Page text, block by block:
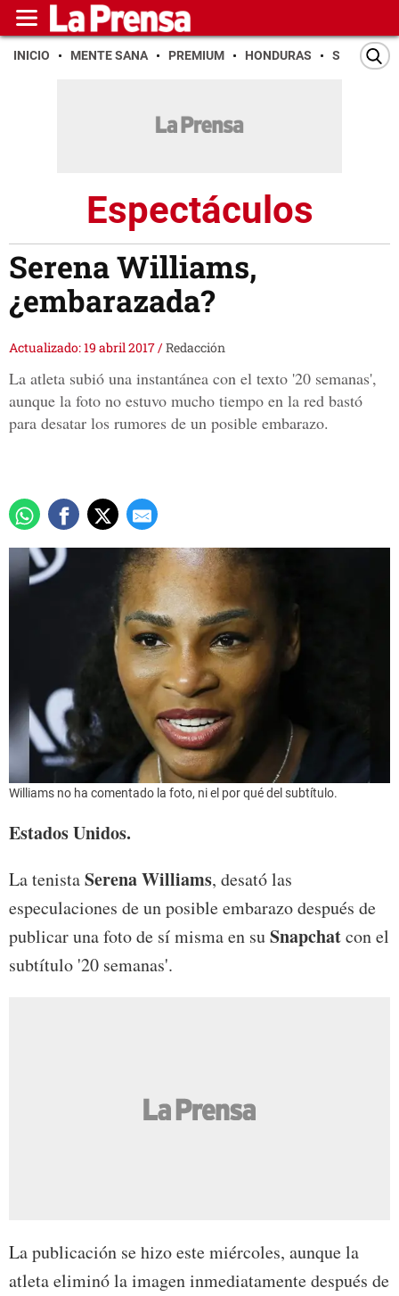
INICIO MENTE SANA PREMIUM HONDURAS SAN PEDRO
Espectáculos
Serena Williams,
¿embarazada?
Actualizado: 19 abril 2017/Redacción
La atleta subió una instantánea con el texto '20 semanas',
aunque la foto no estuvo mucho tiempo en la red bastó
para desatar los rumores de un posible embarazo.
Williams no ha comentado la foto, ni el por qué del subtítulo.
Estados Unidos.
La tenistaSerena Williams, desató las
especulaciones de un posible embarazo después de
publicar una foto de sí misma en suSnapchatcon el
subtítulo '20 semanas'.
La publicación se hizo este miércoles, aunque la
atleta eliminó la imagen inmediatamente después de